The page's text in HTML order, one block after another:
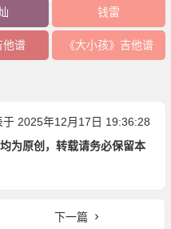
钱雷
他谱 《大小孩》吉他谱
2025年12月17日 19:36:28
为原创，转载请务必保留本
下一篇